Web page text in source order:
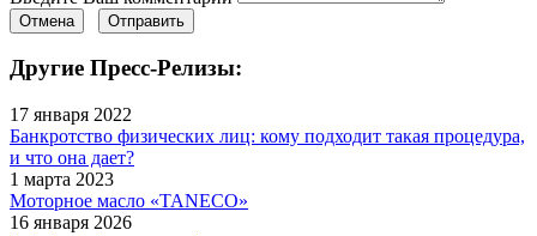
Отмена Отправить
Другие Пресс-Релизы:
17 января 2022
Банкротство физических лиц: кому подходит такая процедура,
и что она дает?
1 марта 2023
Моторное масло «TANECO»
16 января 2026